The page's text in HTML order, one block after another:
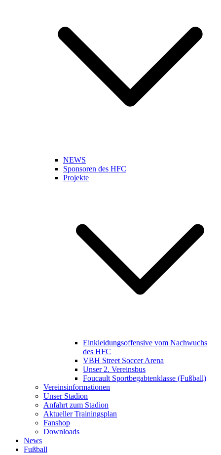
NEWS
Sponsoren des HFC
Projekte
Einkleidungsoffensive vom Nachwuchs
des HFC
VBH Street Soccer Arena
Unser 2. Vereinsbus
Foucault Sportbegabtenklasse (Fußball)
Vereinsinformationen
Unser Stadion
Anfahrt zum Stadion
Aktueller Trainingsplan
Fanshop
Downloads
News
Fußball